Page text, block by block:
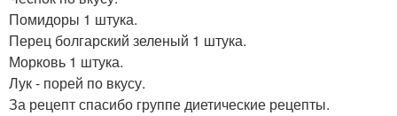
Помидоры 1 штука.
Перец болгарский зеленый 1 штука.
Морковь 1 штука.
Лук - порей по вкусу.
За рецепт спасибо группе диетические рецепты.